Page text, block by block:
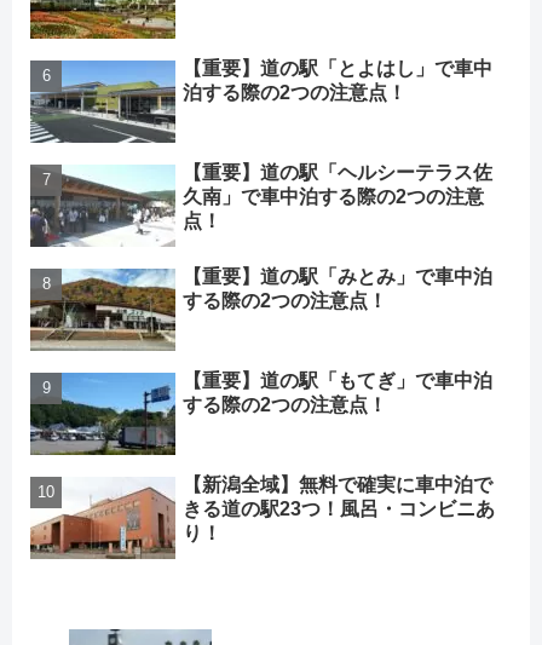
【重要】道の駅「とよはし」で車中
泊する際の2つの注意点！
【重要】道の駅「ヘルシーテラス佐
久南」で車中泊する際の2つの注意
点！
【重要】道の駅「みとみ」で車中泊
する際の2つの注意点！
【重要】道の駅「もてぎ」で車中泊
する際の2つの注意点！
【新潟全域】無料で確実に車中泊で
きる道の駅23つ！風呂・コンビニあ
り！